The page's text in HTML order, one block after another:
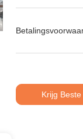
Krijg